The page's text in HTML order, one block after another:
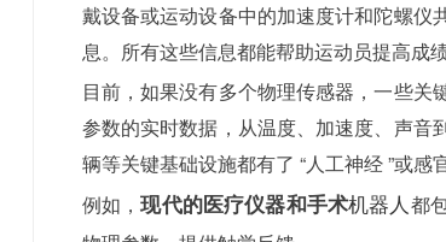
戴设备或运动设备中的加速度计和陀螺仪
息。所有这些信息都能帮助运动员提高成绩
目前，如果没有多个物理传感器，一些
参数的实时数据，从温度、加速度、声音
辆等关键基础设施都有了 “人工神经 ”或感官
例如，现代的医疗仪器和手术机器人 都